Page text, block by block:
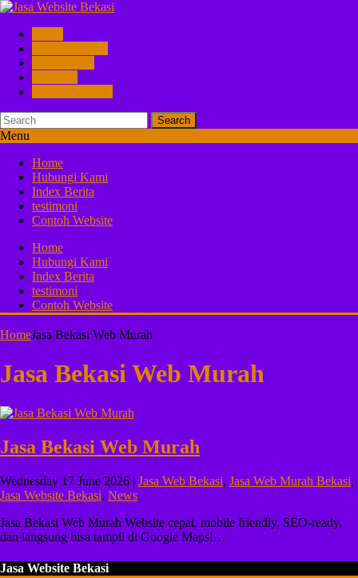
Search
Menu
Home
Hubungi Kami
Index Berita
testimoni
Contoh Website
Home
Hubungi Kami
Index Berita
testimoni
Contoh Website
HomeJasa Bekasi Web Murah
Jasa Bekasi Web Murah
Jasa Bekasi Web Murah
Wednesday 17 June 2026 | Jasa Web Bekasi, Jasa Web Murah Bekasi,
Jasa Website Bekasi, News
Jasa Bekasi Web Murah Website cepat, mobile friendly, SEO-ready,
dan langsung bisa tampil di Google Maps!…
Jasa Website Bekasi